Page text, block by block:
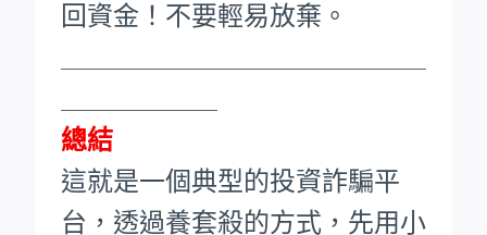
回資金！不要輕易放棄。
總結
這就是一個典型的投資詐騙平
台，透過養套殺的方式，先用小